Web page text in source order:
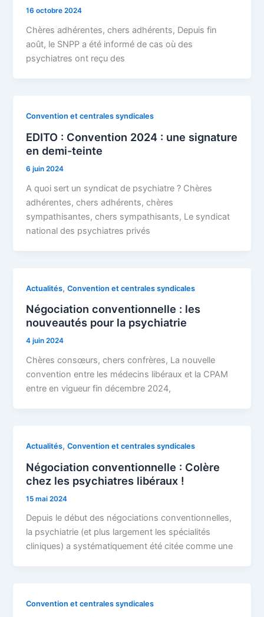
16 octobre 2024
Chères adhérentes, chers adhérents, Depuis fin
août, le SNPP a été informé de cas où des
psychiatres ont reçu des
Convention et centrales syndicales
EDITO : Convention 2024 : une signature
en demi-teinte
6 juin 2024
A quoi sert un syndicat de psychiatre ? Chères
adhérentes, chers adhérents, chères
sympathisantes, chers sympathisants, Le syndicat
national des psychiatres privés
Actualités,Convention et centrales syndicales
Négociation conventionnelle : les
nouveautés pour la psychiatrie
4 juin 2024
Chères consœurs, chers confrères, La nouvelle
convention entre les médecins libéraux et la CPAM
entre en vigueur fin décembre 2024,
Actualités,Convention et centrales syndicales
Négociation conventionnelle : Colère
chez les psychiatres libéraux !
15 mai 2024
Depuis le début des négociations conventionnelles,
la psychiatrie (et plus largement les spécialités
cliniques) a systématiquement été citée comme une
Convention et centrales syndicales